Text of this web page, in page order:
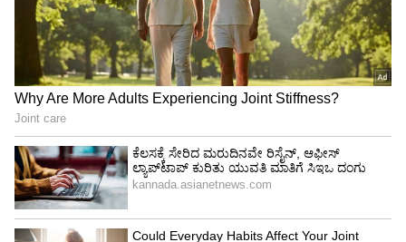
ರಿಯಲ್ ಟೈಮ್ ಟ್ರ್ಯಾಕಿಂಗ್:ಆಂಬುಲೆನ್ಸ್ ಎಲ್ಲಿದೆ? ಎಷ್ಟು
ಹೊತ್ತಿಗೆ ಬರಲಿದೆ? ಎಂಬ ಮಾಹಿತಿಯನ್ನು ಈಗ ಊಬರ್
ಅಥವಾ ಓಲಾ ಮಾದರಿಯಲ್ಲಿ ಮೊಬೈಲ್ ಮೂಲಕವೇ ಟ್ರ್ಯಾಕ್
ಮಾಡುವ ವ್ಯವಸ್ಥೆ ಜಾರಿಗೆ ಬರಲಿದೆ.
ಸಿಬ್ಬಂದಿಗೆ ತರಬೇತಿ:ತುರ್ತು ಸಂದರ್ಭಗಳನ್ನು ನಿಭಾಯಿಸಲು
ಚಾಲಕರು ಮತ್ತು ಪ್ಯಾರಾ ಮೆಡಿಕಲ್ ಸಿಬ್ಬಂದಿಗೆ ವಿಶೇಷ
ತರಬೇತಿ ನೀಡಲಾಗುತ್ತಿದೆ.